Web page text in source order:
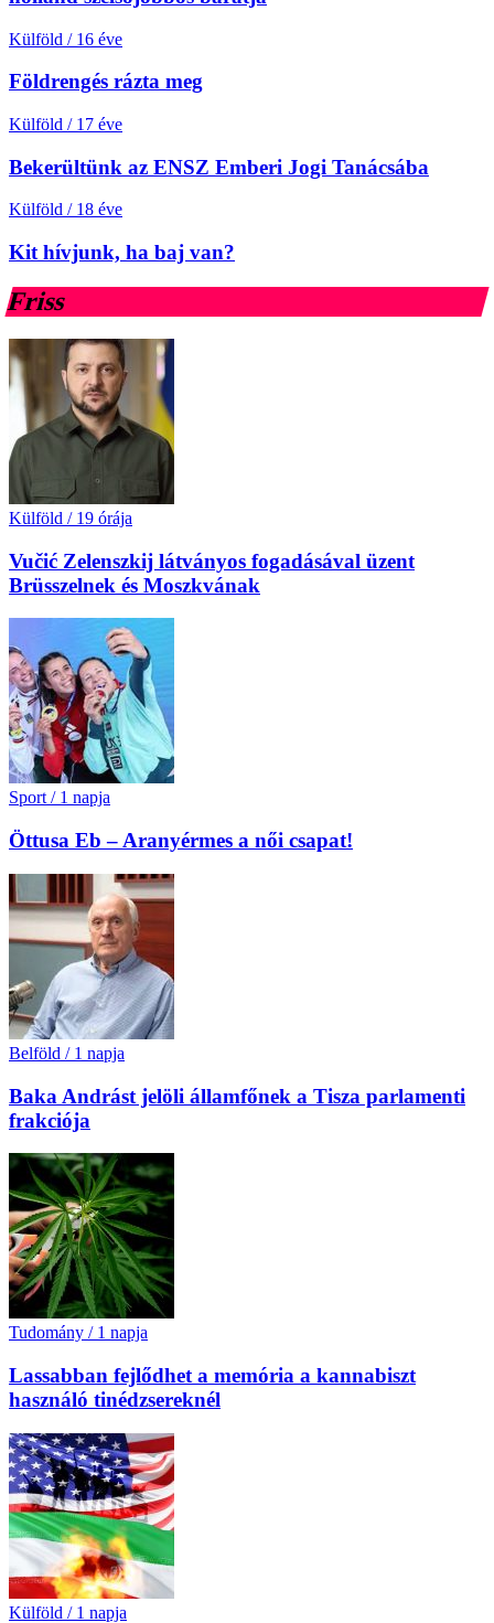
Külföld / 16 éve
Földrengés rázta meg
Külföld / 17 éve
Bekerültünk az ENSZ Emberi Jogi Tanácsába
Külföld / 18 éve
Kit hívjunk, ha baj van?
Friss
Külföld / 19 órája
Vučić Zelenszkij látványos fogadásával üzent
Brüsszelnek és Moszkvának
Sport / 1 napja
Öttusa Eb – Aranyérmes a női csapat!
Belföld / 1 napja
Baka Andrást jelöli államfőnek a Tisza parlamenti
frakciója
Tudomány / 1 napja
Lassabban fejlődhet a memória a kannabiszt
használó tinédzsereknél
Külföld / 1 napja